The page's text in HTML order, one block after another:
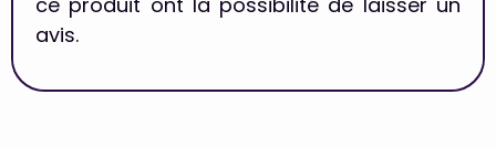
ce produit ont la possibilité de laisser un
avis.